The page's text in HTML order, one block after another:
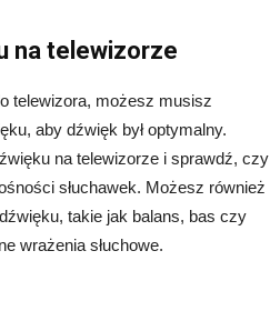
na telewizorze
telewizora, możesz musisz
aby dźwięk był optymalny.
na telewizorze i sprawdź, czy
słuchawek. Możesz również
takie jak balans, bas czy
wrażenia słuchowe.